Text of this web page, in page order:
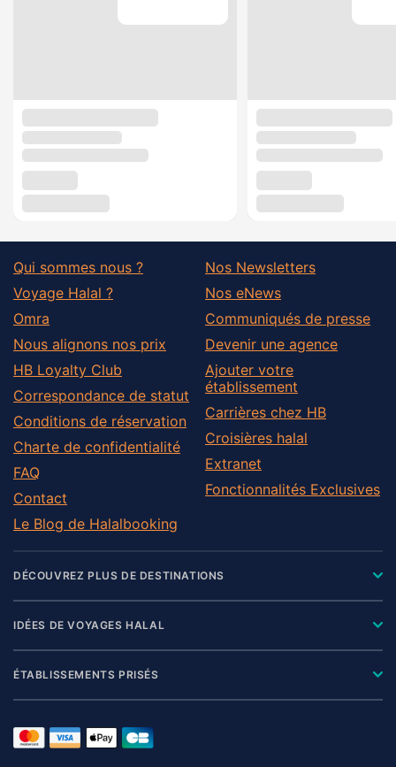
Qui sommes nous ?
Voyage Halal ?
Omra
Nous alignons nos prix
HB Loyalty Club
Correspondance de statut
Conditions de réservation
Charte de confidentialité
FAQ
Contact
Le Blog de Halalbooking
Nos Newsletters
Nos eNews
Communiqués de presse
Devenir une agence
Ajouter votre
établissement
Carrières chez HB
Croisières halal
Extranet
Fonctionnalités Exclusives
DÉCOUVREZ PLUS DE DESTINATIONS
IDÉES DE VOYAGES HALAL
ÉTABLISSEMENTS PRISÉS